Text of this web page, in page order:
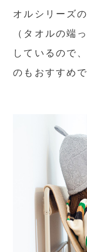
オルシリーズ
（タオルの端
しているので
のもおすすめで